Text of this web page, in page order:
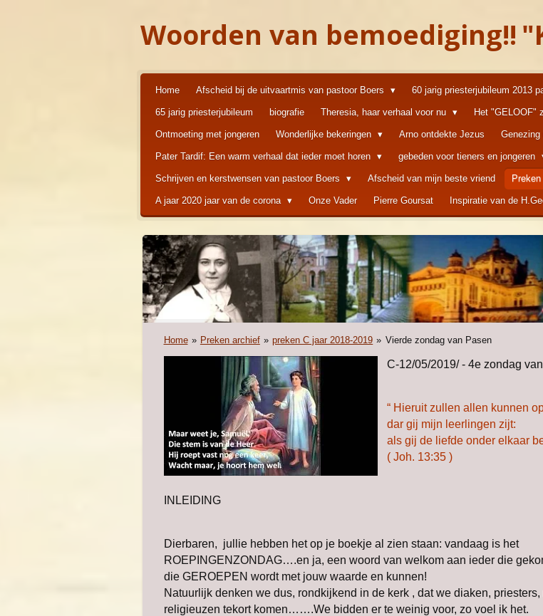
Woorden van bemoediging!!
Home Afscheid bij de uitvaartmis van pastoor Boers 60 jarig priesterjubileum 2013
65 jarig priesterjubileum biografie Theresia, haar verhaal voor nu Het "GELOOF"
Ontmoeting met jongeren Wonderlijke bekeringen Arno ontdekte Jezus Genezing
Pater Tardif: Een warm verhaal dat ieder moet horen gebeden voor tieners en jongeren
Schrijven en kerstwensen van pastoor Boers Afscheid van mijn beste vriend
A jaar 2020 jaar van de corona Onze Vader Pierre Goursat Inspiratie van de
Home » Preken archief » preken C jaar 2018-2019 » Vierde zondag van Pasen
C-12/05/2019/ - 4e zondag
“ Hieruit zullen allen kunnen
dar gij mijn leerlingen zijt:
als gij de liefde onder elkaar
( Joh. 13:35 )
INLEIDING
Dierbaren, jullie hebben het op je boekje al zien staan: vandaag is het
ROEPINGENZONDAG….en ja, een woord van welkom aan ieder die
die GEROEPEN wordt met jouw waarde en kunnen!
Natuurlijk denken we dus, rondkijkend in de kerk , dat we diaken, priesters,
religieuzen tekort komen…….We bidden er te weinig voor, zo voel ik het.